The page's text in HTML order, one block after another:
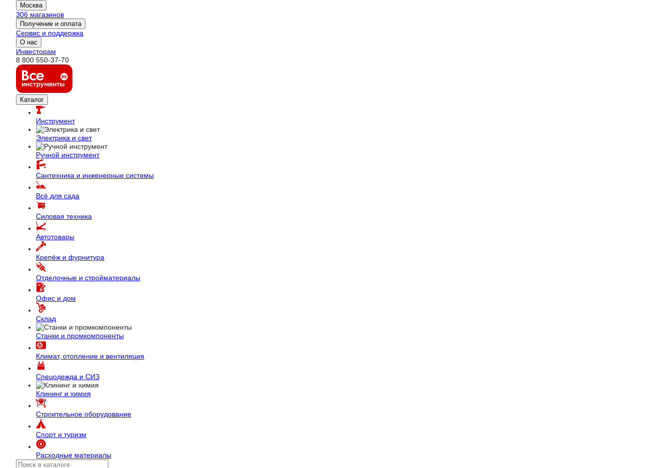
Москва
306 магазинов
Получение и оплата
Сервис и поддержка
О нас
Инвесторам
8 800 550-37-70
Каталог
Инструмент
Электрика и свет
Ручной инструмент
Сантехника и инженерные системы
Всё для сада
Силовая техника
Автотовары
Крепёж и фурнитура
Отделочные и стройматериалы
Офис и дом
Склад
Станки и промкомпоненты
Климат, отопление и вентиляция
Спецодежда и СИЗ
Клининг и химия
Строительное оборудование
Спорт и туризм
Расходные материалы